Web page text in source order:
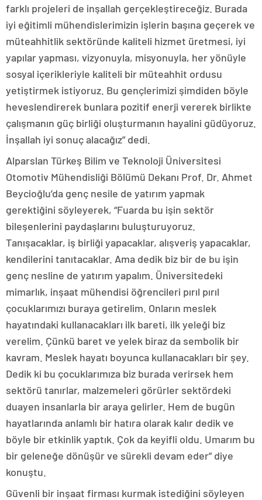
farklı projeleri de inşallah gerçekleştireceğiz. Burada
iyi eğitimli mühendislerimizin işlerin başına geçerek ve
müteahhitlik sektöründe kaliteli hizmet üretmesi, iyi
yapılar yapması, vizyonuyla, misyonuyla, her yönüyle
sosyal içerikleriyle kaliteli bir müteahhit ordusu
yetiştirmek istiyoruz. Bu gençlerimizi şimdiden böyle
heveslendirerek bunlara pozitif enerji vererek birlikte
çalışmanın güç birliği oluşturmanın hayalini güdüyoruz.
İnşallah iyi sonuç alacağız” dedi.
Alparslan Türkeş Bilim ve Teknoloji Üniversitesi
Otomotiv Mühendisliği Bölümü Dekanı Prof. Dr. Ahmet
Beycioğlu’da genç nesile de yatırım yapmak
gerektiğini söyleyerek, “Fuarda bu işin sektör
bileşenlerini paydaşlarını buluşturuyoruz.
Tanışacaklar, iş birliği yapacaklar, alışveriş yapacaklar,
kendilerini tanıtacaklar. Ama dedik biz bir de bu işin
genç nesline de yatırım yapalım. Üniversitedeki
mimarlık, inşaat mühendisi öğrencileri pırıl pırıl
çocuklarımızı buraya getirelim. Onların meslek
hayatındaki kullanacakları ilk bareti, ilk yeleği biz
verelim. Çünkü baret ve yelek biraz da sembolik bir
kavram. Meslek hayatı boyunca kullanacakları bir şey.
Dedik ki bu çocuklarımıza biz burada verirsek hem
sektörü tanırlar, malzemeleri görürler sektördeki
duayen insanlarla bir araya gelirler. Hem de bugün
hayatlarında anlamlı bir hatıra olarak kalır dedik ve
böyle bir etkinlik yaptık. Çok da keyifli oldu. Umarım bu
bir geleneğe dönüşür ve sürekli devam eder” diye
konuştu.
Güvenli bir inşaat firması kurmak istediğini söyleyen